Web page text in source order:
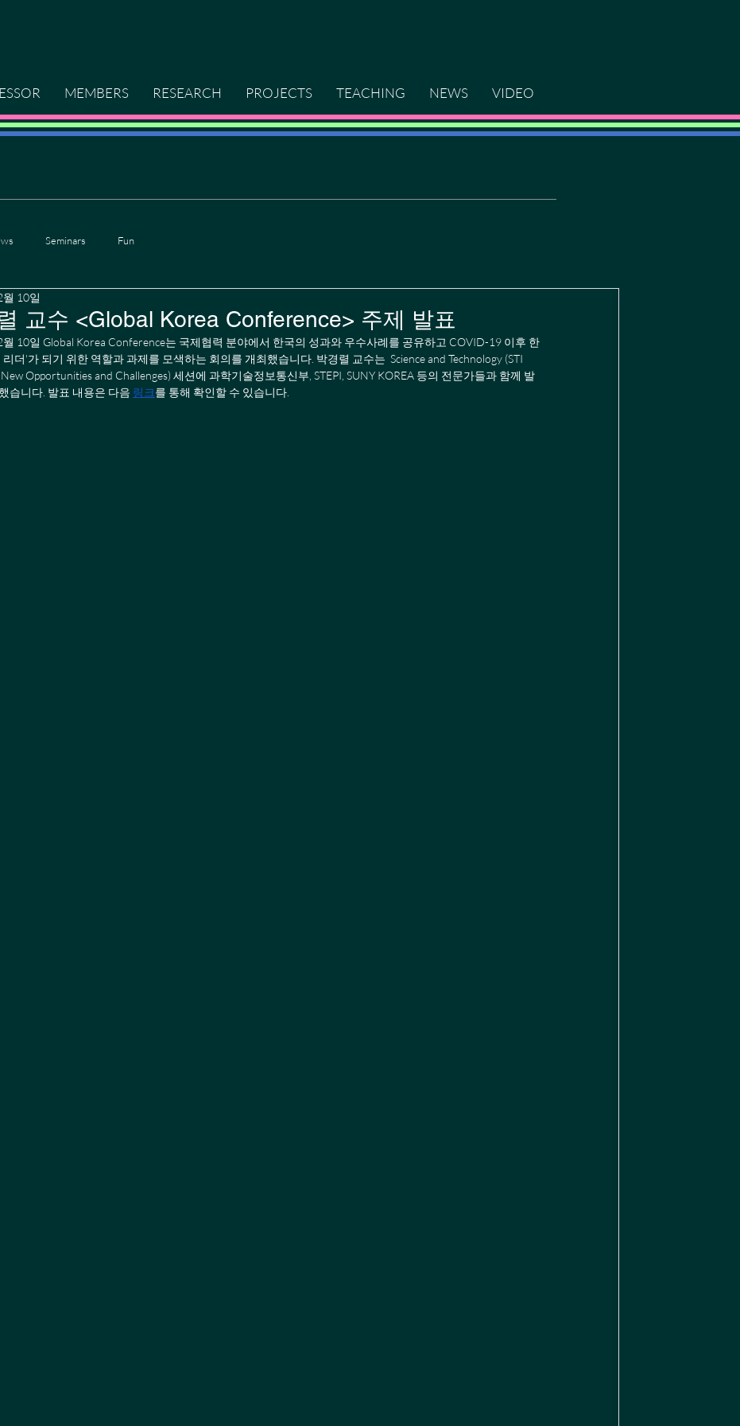
MEMBERS RESEARCH PROJECTS TEACHING NEWS VIDEO
Seminars Fun
교수 <Global Korea Conference> 주제 발표
10일
10일 Global Korea Conference는 국제협력 분야에서 한국의 성과와 우수사례를 공유하고 COVID-19 이후 한
더'가 되기 위한 역할과 과제를 모색하는 회의를 개최했습니다. 박경렬 교수는  Science and Technology (STI
Opportunities and Challenges) 세션에 과학기술정보통신부, STEPI, SUNY KOREA 등의 전문가들과 함께 발
습니다. 발표 내용은 다음 링크를 통해 확인할 수 있습니다.